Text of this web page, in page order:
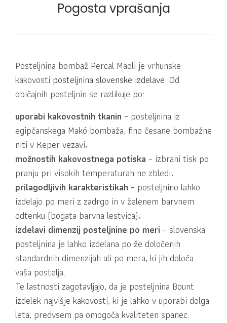
Pogosta vprašanja
Posteljnina bombaž Percal Maoli je vrhunske
kakovosti posteljnina slovenske izdelave. Od
običajnih posteljnin se razlikuje po:
uporabi kakovostnih tkanin – posteljnina iz
egipčanskega Makó bombaža, fino česane bombažne
niti v Keper vezavi;
možnostih kakovostnega potiska – izbrani tisk po
pranju pri visokih temperaturah ne zbledi;
prilagodljivih karakteristikah – posteljnino lahko
izdelajo po meri z zadrgo in v želenem barvnem
odtenku (bogata barvna lestvica);
izdelavi dimenzij posteljnine po meri – slovenska
posteljnina je lahko izdelana po že določenih
standardnih dimenzijah ali po mera, ki jih določa
vaša postelja.
Te lastnosti zagotavljajo, da je posteljnina Bount
izdelek najvišje kakovosti, ki je lahko v uporabi dolga
leta, predvsem pa omogoča kvaliteten spanec.